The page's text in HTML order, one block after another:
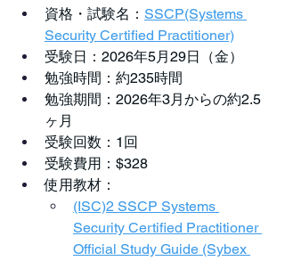
資格・試験名： SSCP(Systems
Security Certified Practitioner)
受験日：2026年5月29日（金）
勉強時間：約235時間
勉強期間：2026年3月からの約2.5
ヶ月
受験回数：1回
受験費用：$328
使用教材：
(ISC)2 SSCP Systems
Security Certified Practitioner
Official Study Guide (Sybex